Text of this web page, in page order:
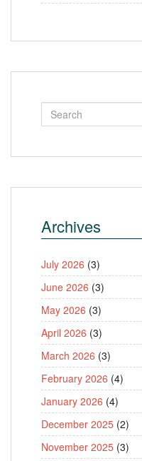
Archives
July 2026 (3)
June 2026 (3)
May 2026 (3)
April 2026 (3)
March 2026 (3)
February 2026 (4)
January 2026 (4)
December 2025 (2)
November 2025 (3)